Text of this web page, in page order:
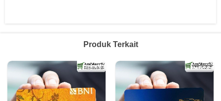
Produk Terkait